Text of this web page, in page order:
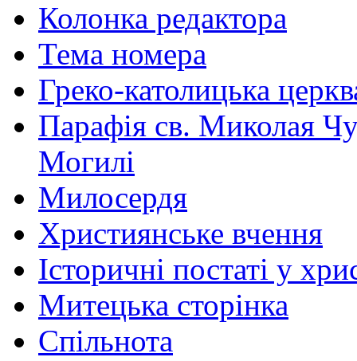
Колонка редактора
Тема номера
Греко-католицька
Парафія св. Миколая
Могилі
Милосердя
Християнське вчення
Історичні постаті у
Митецька сторінка
Спільнота